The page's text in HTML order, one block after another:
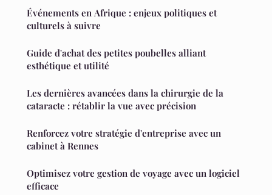
Événements en Afrique : enjeux politiques et
culturels à suivre
Guide d'achat des petites poubelles alliant
esthétique et utilité
Les dernières avancées dans la chirurgie de la
cataracte : rétablir la vue avec précision
Renforcez votre stratégie d'entreprise avec un
cabinet à Rennes
Optimisez votre gestion de voyage avec un logiciel
efficace